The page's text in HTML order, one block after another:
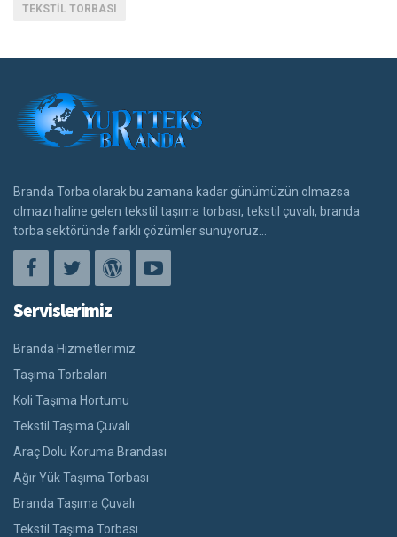
TEKSTIL TORBASI
Branda Torba olarak bu zamana kadar günümüzün olmazsa
olmazı haline gelen tekstil taşıma torbası, tekstil çuvalı, branda
torba sektöründe farklı çözümler sunuyoruz...
Servislerimiz
Branda Hizmetlerimiz
Taşıma Torbaları
Koli Taşıma Hortumu
Tekstil Taşıma Çuvalı
Araç Dolu Koruma Brandası
Ağır Yük Taşıma Torbası
Branda Taşıma Çuvalı
Tekstil Taşıma Torbası